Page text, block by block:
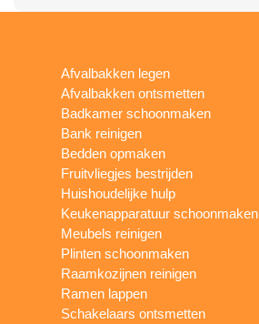
Afvalbakken legen
Afvalbakken ontsmetten
Badkamer schoonmaken
Bank reinigen
Bedden opmaken
Fruitvliegjes bestrijden
Huishoudelijke hulp
Keukenapparatuur schoonmaken
Meubels reinigen
Plinten schoonmaken
Raamkozijnen reinigen
Ramen lappen
Schakelaars ontsmetten